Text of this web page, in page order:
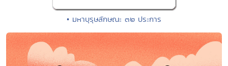
• มหาบุรุษลักษณะ ๓๒ ประการ